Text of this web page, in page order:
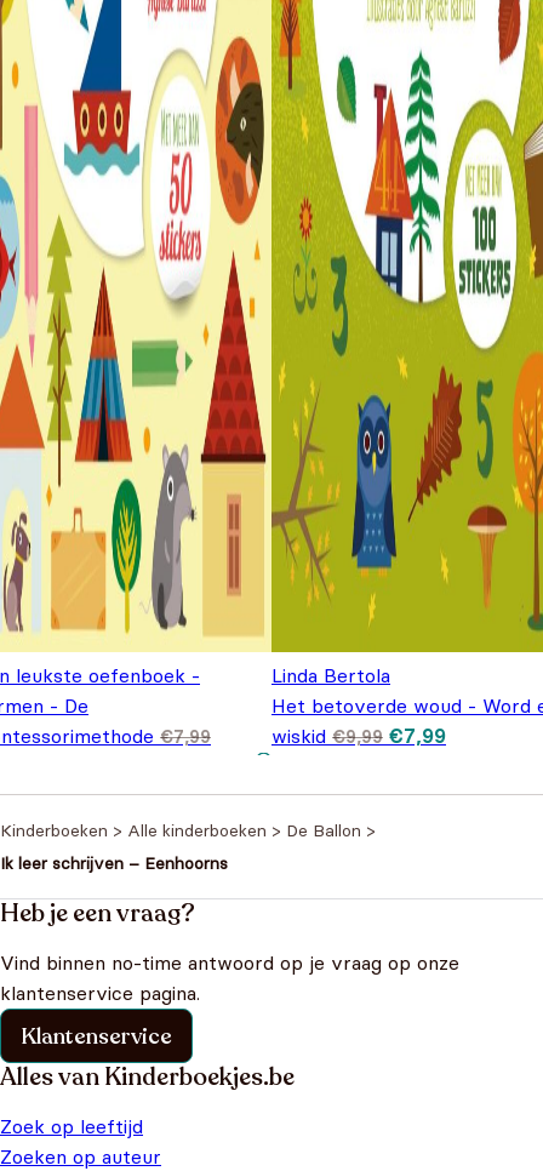
leukste oefenboek -
- De
€7,99
Linda Bertola
Het betoverde woud - Word
wiskid €9,99 Oorspronkelijke
prijs was:
€7,99Huidige
is: €7,99.
Kinderboeken > Alle kinderboeken > De Ballon >
Ik leer schrijven – Eenhoorns
Heb je een vraag?
Vind binnen no-time antwoord op je vraag op onze
klantenservice pagina.
Klantenservice
Alles van Kinderboekjes.be
Zoek op leeftijd
Zoeken op auteur